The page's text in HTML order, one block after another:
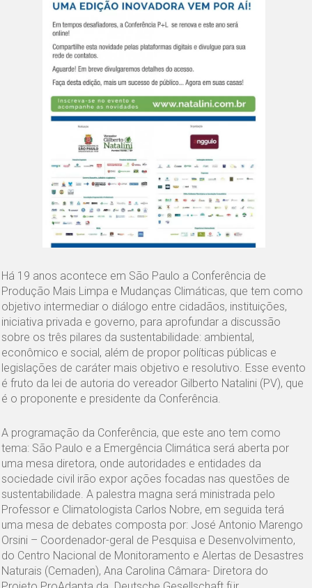
Há 19 anos acontece em São Paulo a Conferência de
Produção Mais Limpa e Mudanças Climáticas, que tem como
objetivo intermediar o diálogo entre cidadãos, instituições,
iniciativa privada e governo, para aprofundar a discussão
sobre os três pilares da sustentabilidade: ambiental,
econômico e social, além de propor políticas públicas e
legislações de caráter mais objetivo e resolutivo. Esse evento
é fruto da lei de autoria do vereador Gilberto Natalini (PV), que
é o proponente e presidente da Conferência.
A programação da Conferência, que este ano tem como
tema: São Paulo e a Emergência Climática será aberta por
uma mesa diretora, onde autoridades e entidades da
sociedade civil irão expor ações focadas nas questões de
sustentabilidade. A palestra magna será ministrada pelo
Professor e Climatologista Carlos Nobre, em seguida terá
uma mesa de debates composta por: José Antonio Marengo
Orsini – Coordenador-geral de Pesquisa e Desenvolvimento,
do Centro Nacional de Monitoramento e Alertas de Desastres
Naturais (Cemaden), Ana Carolina Câmara- Diretora do